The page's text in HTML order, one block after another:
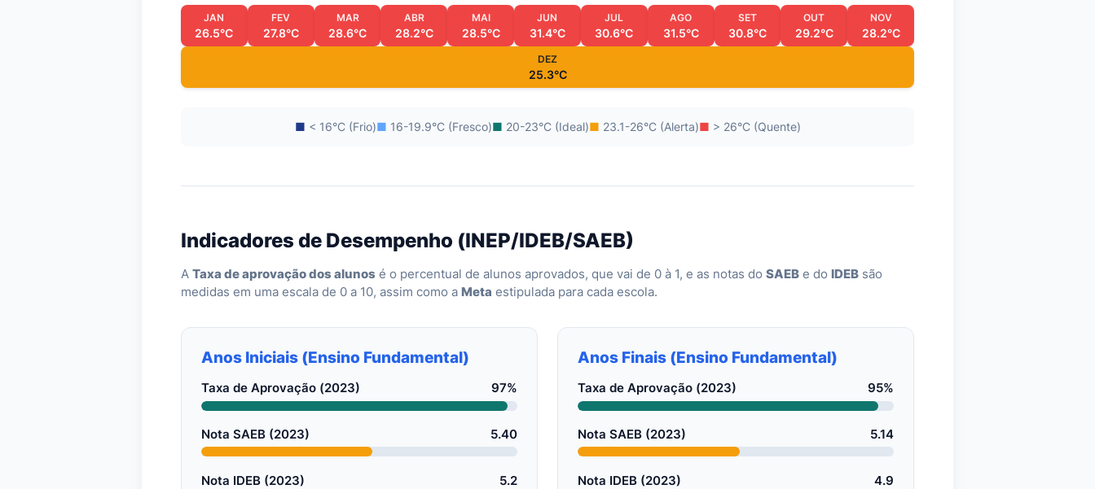
JAN
26.5°C
FEV
27.8°C
MAR
28.6°C
ABR
28.2°C
MAI
28.5°C
JUN
31.4°C
JUL
30.6°C
AGO
31.5°C
SET
30.8°C
OUT
29.2°C
NOV
28.2°C
DEZ
25.3°C
■ < 16°C (Frio)■ 16-19.9°C (Fresco)■ 20-23°C (Ideal)■ 23.1-26°C (Alerta)■ > 26°C (Quente)
Indicadores de Desempenho (INEP/IDEB/SAEB)
A Taxa de aprovação dos alunos é o percentual de alunos aprovados, que vai de 0 à 1, e as notas do SAEB e do IDEB são
medidas em uma escala de 0 a 10, assim como a Meta estipulada para cada escola.
Anos Iniciais (Ensino Fundamental)
Taxa de Aprovação (2023) 97%
Nota SAEB (2023) 5.40
Nota IDEB (2023) 5.2
Anos Finais (Ensino Fundamental)
Taxa de Aprovação (2023) 95%
Nota SAEB (2023) 5.14
Nota IDEB (2023) 4.9